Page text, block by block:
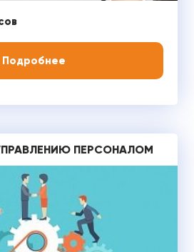
Подробнее
ПЕРСОНАЛОМ